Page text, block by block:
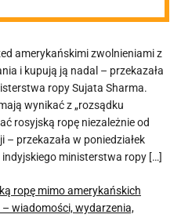
amerykańskimi zwolnieniami z
i kupują ją nadal – przekazała
ropy Sujata Sharma.
wynikać z „rozsądku
rosyjską ropę niezależnie od
przekazała w poniedziałek
ministerstwa ropy […]
ropę mimo amerykańskich
– wiadomości, wydarzenia,